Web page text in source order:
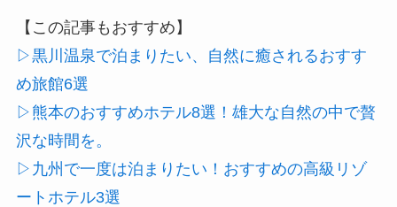
【この記事もおすすめ】
▷黒川温泉で泊まりたい、自然に癒されるおすす
め旅館6選
▷熊本のおすすめホテル8選！雄大な自然の中で贅
沢な時間を。
▷九州で一度は泊まりたい！おすすめの高級リゾ
ートホテル3選